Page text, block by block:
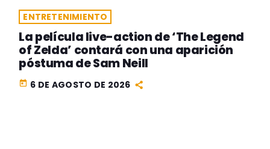
ENTRETENIMIENTO
La película live-action de ‘The Legend
of Zelda’ contará con una aparición
póstuma de Sam Neill
today 6 DE AGOSTO DE 2026